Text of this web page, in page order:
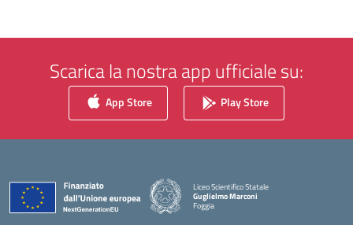
Scarica la nostra app ufficiale su:
App Store Play Store
Liceo Scientifico Statale
Guglielmo Marconi
Foggia
— Visita la pagina iniziale della scuola